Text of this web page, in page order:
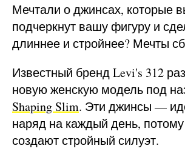
Мечтали о джинсах, которые
подчеркнут вашу фигуру и
длиннее и стройнее? Мечты
Известный бренд Levi's 312
новую женскую модель под
Shaping Slim. Эти джинсы —
наряд на каждый день,
создают стройный силуэт.